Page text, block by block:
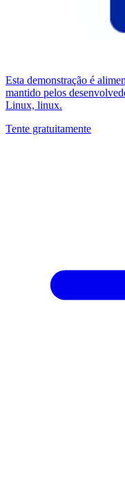
Esta demonstração é
mantido pelos
Linux, linux.
Tente gratuitamente